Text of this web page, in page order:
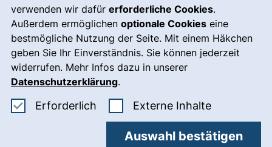
verwenden wir dafür erforderliche Cookies.
Außerdem ermöglichen optionale Cookies eine
bestmögliche Nutzung der Seite. Mit einem Häkchen
geben Sie Ihr Einverständnis. Sie können jederzeit
widerrufen. Mehr Infos dazu in unserer
Datenschutzerklärung.
Erforderlich Erforderliche Cookies akzeptieren
Externe Inhalte: Externe
Auswahl bestätigen
Notfall(externer Link, öffnet
Impressum
Barrierefreiheit
Datenschutz
Cookie-Einstellungen